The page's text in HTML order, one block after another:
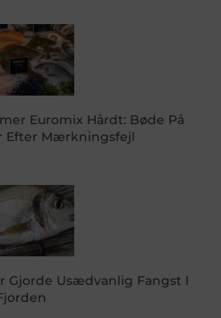
Euromix Hårdt: Bøde På
Efter Mærkningsfejl
Gjorde Usædvanlig Fangst I